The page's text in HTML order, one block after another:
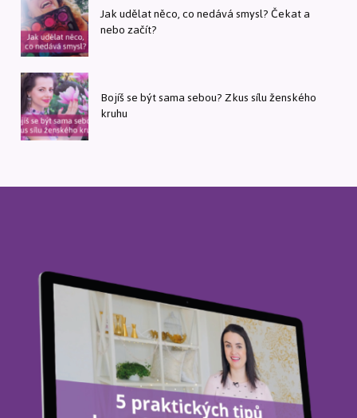
Jak udělat něco, co nedává smysl? Čekat a
nebo začít?
Bojíš se být sama sebou? Zkus sílu ženského
kruhu